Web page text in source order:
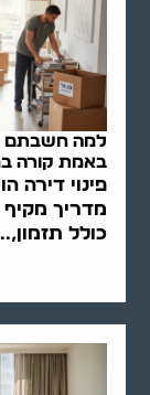
למה חשבתם
באמת קורה
פינוי דירה
מדריך
כולל תזמון,..